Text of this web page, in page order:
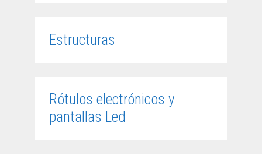
Estructuras
Rótulos electrónicos y
pantallas Led